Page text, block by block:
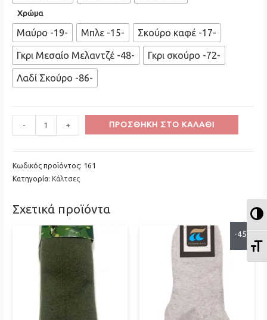
Χρώμα
Μαύρο -19- Μπλε -15- Σκούρο καφέ -17-
Γκρι Μεσαίο Μελαντζέ -48- Γκρι σκούρο -72-
Λαδί Σκούρο -86-
Quantity
-
POURNARA
Μάλλινες
ΧΩΡΙΣ
Λάστιχο
Quantity
+ ΠΡΟΣΘΉΚΗ ΣΤΟ ΚΑΛΆΘΙ
Κωδικός προϊόντος: 161
Κατηγορία:Κάλτσες
Σχετικά προϊόντα
-45%